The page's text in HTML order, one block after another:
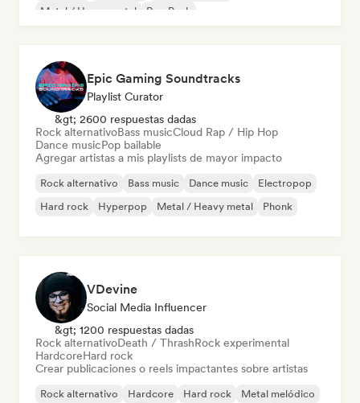
Metal / Heavy metal
Pop Punk
Epic Gaming Soundtracks
Playlist Curator
&gt; 2600 respuestas dadas
Rock alternativoBass musicCloud Rap / Hip Hop
Dance musicPop bailable
Agregar artistas a mis playlists de mayor impacto
Rock alternativo Bass music Dance music
Electropop
Hard rock
Hyperpop Metal / Heavy metal Phonk
VDevine
Social Media Influencer
&gt; 1200 respuestas dadas
Rock alternativoDeath / ThrashRock experimental
HardcoreHard rock
Crear publicaciones o reels impactantes sobre artistas
Rock alternativo Hardcore Hard rock
Metal melódico